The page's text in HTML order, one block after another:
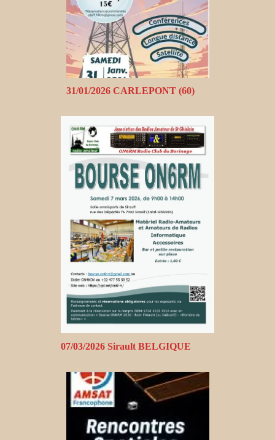
31/01/2026 CARLEPONT (60)
07/03/2026 Sirault BELGIQUE